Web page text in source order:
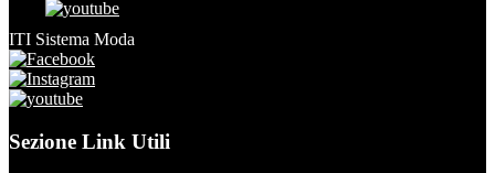
ITI Sistema Moda
Sezione Link Utili